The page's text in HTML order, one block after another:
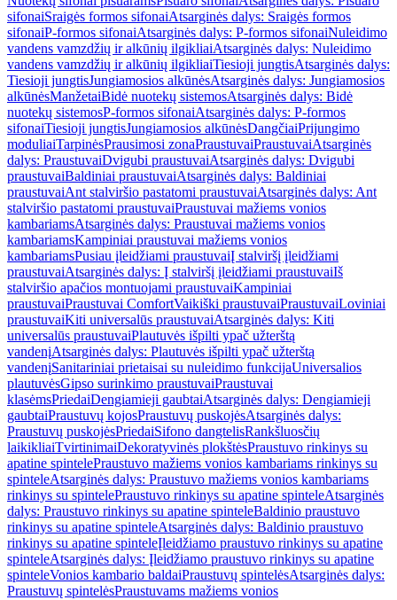
sifonaiSraigės formos sifonaiAtsarginės dalys: Sraigės formos
sifonaiP-formos sifonaiAtsarginės dalys: P-formos sifonaiNuleidimo
vandens vamzdžių ir alkūnių ilgikliaiAtsarginės dalys: Nuleidimo
vandens vamzdžių ir alkūnių ilgikliaiTiesioji jungtisAtsarginės dalys:
Tiesioji jungtisJungiamosios alkūnėsAtsarginės dalys: Jungiamosios
alkūnėsManžetaiBidė nuotekų sistemosAtsarginės dalys: Bidė
nuotekų sistemosP-formos sifonaiAtsarginės dalys: P-formos
sifonaiTiesioji jungtisJungiamosios alkūnėsDangčiaiPrijungimo
moduliaiTarpinėsPrausimosi zonaPraustuvaiPraustuvaiAtsarginės
dalys: PraustuvaiDvigubi praustuvaiAtsarginės dalys: Dvigubi
praustuvaiBaldiniai praustuvaiAtsarginės dalys: Baldiniai
praustuvaiAnt stalviršio pastatomi praustuvaiAtsarginės dalys: Ant
stalviršio pastatomi praustuvaiPraustuvai mažiems vonios
kambariamsAtsarginės dalys: Praustuvai mažiems vonios
kambariamsKampiniai praustuvai mažiems vonios
kambariamsPusiau įleidžiami praustuvaiĮ stalviršį įleidžiami
praustuvaiAtsarginės dalys: Į stalviršį įleidžiami praustuvaiIš
stalviršio apačios montuojami praustuvaiKampiniai
praustuvaiPraustuvai ComfortVaikiški praustuvaiPraustuvaiLoviniai
praustuvaiKiti universalūs praustuvaiAtsarginės dalys: Kiti
universalūs praustuvaiPlautuvės išpilti ypač užterštą
vandenįAtsarginės dalys: Plautuvės išpilti ypač užterštą
vandenįSanitariniai prietaisai su nuleidimo funkcijaUniversalios
plautuvėsGipso surinkimo praustuvaiPraustuvai
klasėmsPriedaiDengiamieji gaubtaiAtsarginės dalys: Dengiamieji
gaubtaiPraustuvų kojosPraustuvų puskojėsAtsarginės dalys:
Praustuvų puskojėsPriedaiSifono dangtelisRankšluosčių
laikikliaiTvirtinimaiDekoratyvinės plokštėsPraustuvo rinkinys su
apatine spintelePraustuvo mažiems vonios kambariams rinkinys su
spinteleAtsarginės dalys: Praustuvo mažiems vonios kambariams
rinkinys su spintelePraustuvo rinkinys su apatine spinteleAtsarginės
dalys: Praustuvo rinkinys su apatine spinteleBaldinio praustuvo
rinkinys su apatine spinteleAtsarginės dalys: Baldinio praustuvo
rinkinys su apatine spinteleĮleidžiamo praustuvo rinkinys su apatine
spinteleAtsarginės dalys: Įleidžiamo praustuvo rinkinys su apatine
spinteleVonios kambario baldaiPraustuvų spintelėsAtsarginės dalys:
Praustuvų spintelėsPraustuvams mažiems vonios